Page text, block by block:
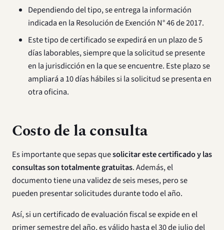
Dependiendo del tipo, se entrega la información
indicada en la Resolución de Exención N° 46 de 2017.
Este tipo de certificado se expedirá en un plazo de 5
días laborables, siempre que la solicitud se presente
en la jurisdicción en la que se encuentre. Este plazo se
ampliará a 10 días hábiles si la solicitud se presenta en
otra oficina.
Costo de la consulta
Es importante que sepas quesolicitar este certificado y las
consultas son totalmente gratuitas. Además, el
documento tiene una validez de seis meses, pero se
pueden presentar solicitudes durante todo el año.
Así, si un certificado de evaluación fiscal se expide en el
primer semestre del año, es válido hasta el 30 de julio del